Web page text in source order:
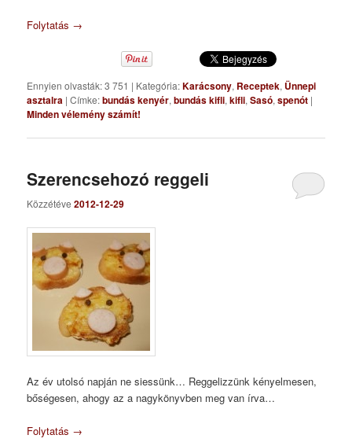
Folytatás →
Ennyien olvasták: 3 751 | Kategória:Karácsony, Receptek, Ünnepi
asztalra |Címke:bundás kenyér,bundás kifli,kifli,Sasó,spenót |
Minden vélemény számít!
Szerencsehozó reggeli
Közzétéve2012-12-29
Az év utolsó napján ne siessünk… Reggelizzünk kényelmesen,
bőségesen, ahogy az a nagykönyvben meg van írva…
Folytatás →